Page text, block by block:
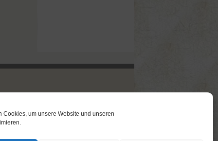
Cookies, um unsere Website und unseren